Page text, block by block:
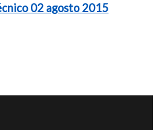
02 agosto 2015